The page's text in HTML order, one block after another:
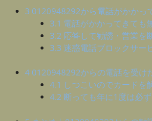
3 0120948292から電話がかかっ
3.1 電話がかかってきても
3.2 応答して勧誘・営業を
3.3 迷惑電話ブロックサー
4 0120948292からの電話を受け
4.1 しつこいのでカードを
4.2 断っても年に1度は必